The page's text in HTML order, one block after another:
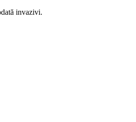
invazivi.